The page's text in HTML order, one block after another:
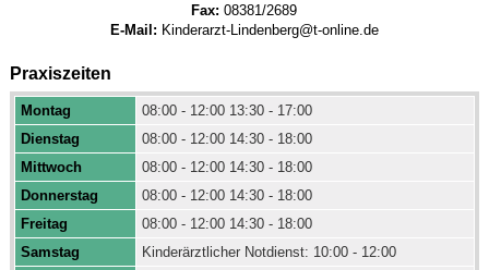
Fax: 08381/2689
E-Mail: Kinderarzt-Lindenberg@t-online.de
Praxiszeiten
Montag
08:00 - 12:00 13:30 - 17:00
Dienstag
08:00 - 12:00 14:30 - 18:00
Mittwoch
08:00 - 12:00 14:30 - 18:00
Donnerstag
08:00 - 12:00 14:30 - 18:00
Freitag
08:00 - 12:00 14:30 - 18:00
Samstag
Kinderärztlicher Notdienst: 10:00 - 12:00